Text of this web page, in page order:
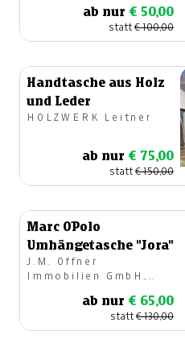
ab nur € 50,00
statt€ 100,00
Handtasche aus Holz
und Leder
HOLZWERK Leitner
ab nur € 75,00
statt€ 150,00
Marc O´Polo
Umhängetasche "Jora"
J.M. Offner
Immobilien GmbH,
ab nur € 65,00
statt€ 130,00